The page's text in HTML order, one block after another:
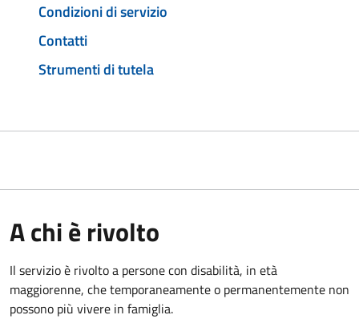
Condizioni di servizio
Contatti
Strumenti di tutela
A chi è rivolto
Il servizio è rivolto a persone con disabilità, in età
maggiorenne, che temporaneamente o permanentemente non
possono più vivere in famiglia.